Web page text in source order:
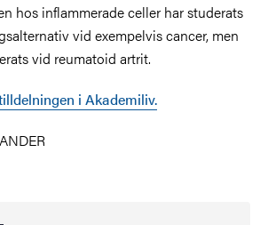
hos inflammerade celler har studerats
vid exempelvis cancer, men
vid reumatoid artrit.
i Akademiliv.